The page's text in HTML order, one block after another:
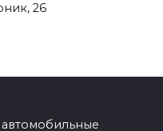
26